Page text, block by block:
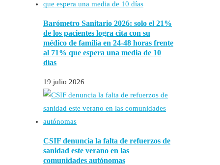
Barómetro Sanitario 2026: solo el 21%
de los pacientes logra cita con su
médico de familia en 24-48 horas frente
al 71% que espera una media de 10
días
19 julio 2026
CSIF denuncia la falta de refuerzos de
sanidad este verano en las
comunidades autónomas